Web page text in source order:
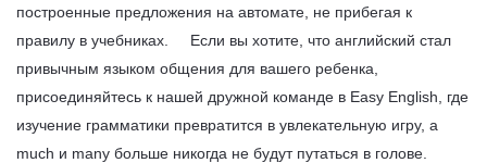
построенные предложения на автомате, не прибегая к
правилу в учебниках. Если вы хотите, что английский стал
привычным языком общения для вашего ребенка,
присоединяйтесь к нашей дружной команде в Easy English, где
изучение грамматики превратится в увлекательную игру, а
much и many больше никогда не будут путаться в голове.